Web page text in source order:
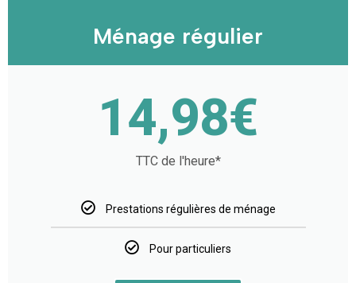
Ménage régulier
14,98€
TTC de l'heure*
Prestations régulières de ménage
Pour particuliers